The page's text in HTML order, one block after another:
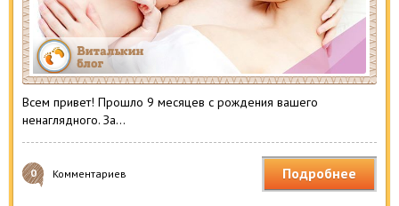
Всем привет! Прошло 9 месяцев с рождения вашего
ненаглядного. За…
0 Комментариев Подробнее